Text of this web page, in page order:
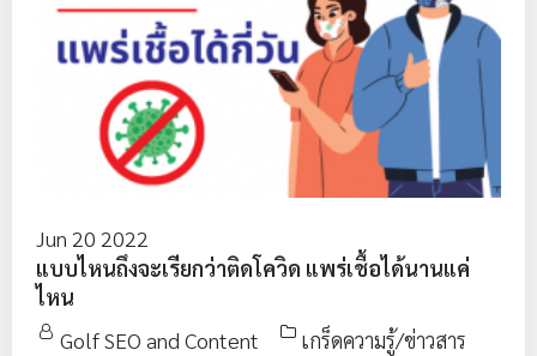
Jun 20 2022
แบบไหนถึงจะเรียกว่าติดโควิด แพร่เชื้อได้นานแค่
ไหน
Golf SEO and Content
เกร็ดความรู้/ข่าวสาร